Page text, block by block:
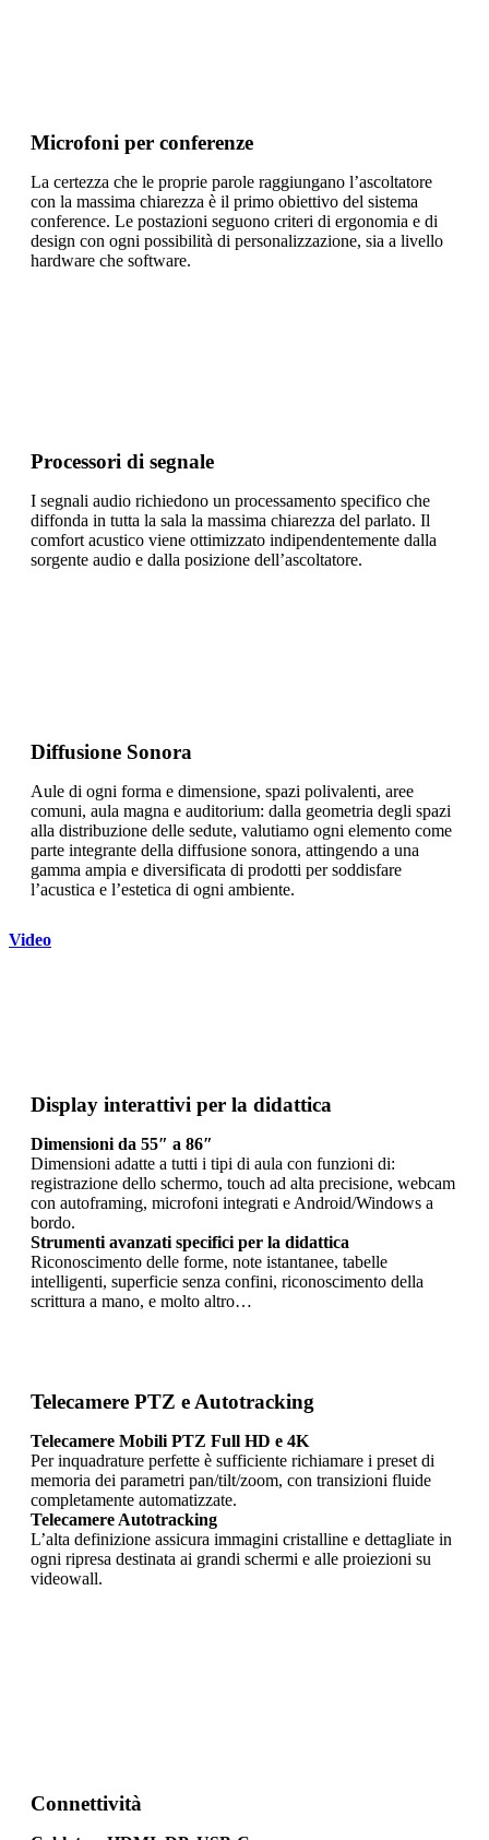
Microfoni per conferenze
La certezza che le proprie parole raggiungano l’ascoltatore
con la massima chiarezza è il primo obiettivo del sistema
conference. Le postazioni seguono criteri di ergonomia e di
design con ogni possibilità di personalizzazione, sia a livello
hardware che software.
Processori di segnale
I segnali audio richiedono un processamento specifico che
diffonda in tutta la sala la massima chiarezza del parlato. Il
comfort acustico viene ottimizzato indipendentemente dalla
sorgente audio e dalla posizione dell’ascoltatore.
Diffusione Sonora
Aule di ogni forma e dimensione, spazi polivalenti, aree
comuni, aula magna e auditorium: dalla geometria degli spazi
alla distribuzione delle sedute, valutiamo ogni elemento come
parte integrante della diffusione sonora, attingendo a una
gamma ampia e diversificata di prodotti per soddisfare
l’acustica e l’estetica di ogni ambiente.
Video
Display interattivi per la didattica
Dimensioni da 55″ a 86″
Dimensioni adatte a tutti i tipi di aula con funzioni di:
registrazione dello schermo, touch ad alta precisione, webcam
con autoframing, microfoni integrati e Android/Windows a
bordo.
Strumenti avanzati specifici per la didattica
Riconoscimento delle forme, note istantanee, tabelle
intelligenti, superficie senza confini, riconoscimento della
scrittura a mano, e molto altro…
Telecamere PTZ e Autotracking
Telecamere Mobili PTZ Full HD e 4K
Per inquadrature perfette è sufficiente richiamare i preset di
memoria dei parametri pan/tilt/zoom, con transizioni fluide
completamente automatizzate.
Telecamere Autotracking
L’alta definizione assicura immagini cristalline e dettagliate in
ogni ripresa destinata ai grandi schermi e alle proiezioni su
videowall.
Connettività